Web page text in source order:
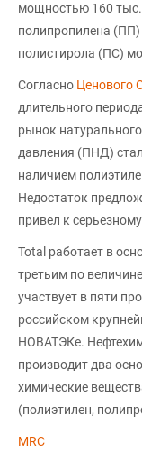
мощностью 160 тыс.
полипропилена
полистирола (ПС)
Согласно Ценового
длительного
рынок
давления (ПНД)
наличием
Недостаток
привел к
Total работает в
третьим по
участвует в пяти
российском
НОВАТЭКе.
производит два
химические
(полиэтилен,
MRC